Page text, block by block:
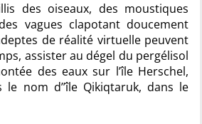
des oiseaux, des moustiques
vagues clapotant doucement
de réalité virtuelle peuvent
assister au dégel du pergélisol
des eaux sur l’île Herschel,
nom d’’île Qikiqtaruk, dans le